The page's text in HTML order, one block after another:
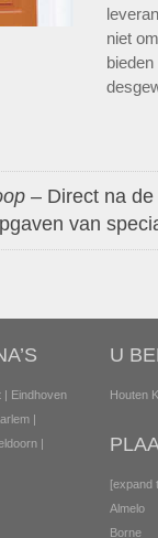
niet
– Direct na
van
| Eindhoven
|
|
U
Houten
[expand
Almelo
Borne